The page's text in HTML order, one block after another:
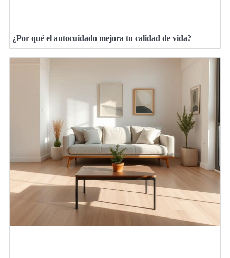
¿Por qué el autocuidado mejora tu calidad de vida?